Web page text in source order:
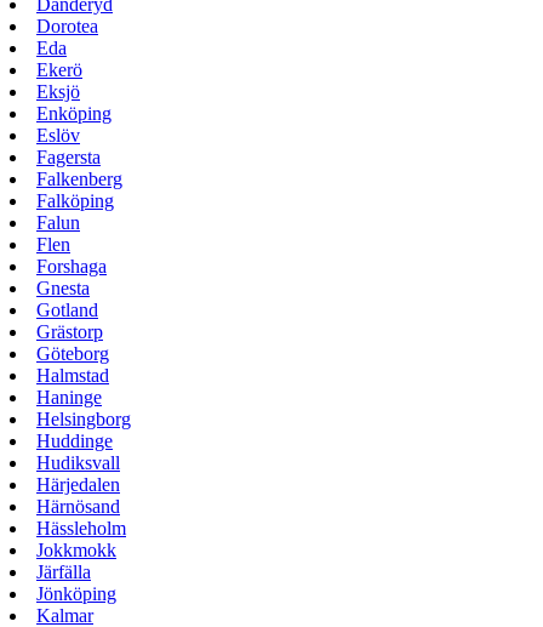
Danderyd
Dorotea
Eda
Ekerö
Eksjö
Enköping
Eslöv
Fagersta
Falkenberg
Falköping
Falun
Flen
Forshaga
Gnesta
Gotland
Grästorp
Göteborg
Halmstad
Haninge
Helsingborg
Huddinge
Hudiksvall
Härjedalen
Härnösand
Hässleholm
Jokkmokk
Järfälla
Jönköping
Kalmar